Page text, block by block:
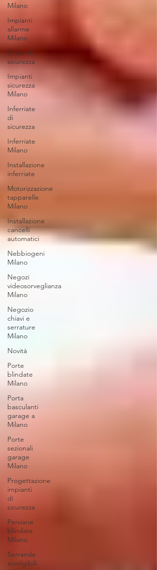
Milano
Impianti
allarme
Milano
Grate di
sicurezza
Impianti
sicurezza
Milano
Inferriate
di
sicurezza
Inferriate
Milano
Installazione
inferriate
Motorizzazione
tapparelle
Milano
Installazione
cancelli
automatici
Nebbiogeni
Milano
Negozi
videosorveglianza
Milano
Negozio
chiavi e
serrature
Milano
Novità
Porte
blindate
Milano
Porta
basculanti
garage a
Milano
Porte
sezionali
garage
Milano
Progettazione
impianti
di
sicurezza
Persiane
blindate
Milano
Serrande
avvolgibili